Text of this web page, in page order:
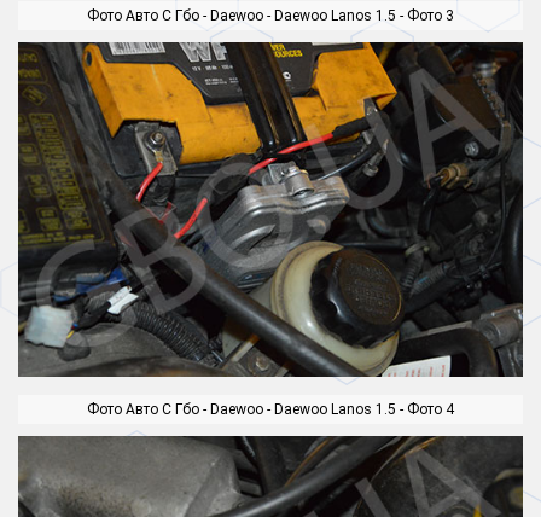
Фото Авто С Гбо - Daewoo - Daewoo Lanos 1.5 - Фото 3
Фото Авто С Гбо - Daewoo - Daewoo Lanos 1.5 - Фото 4